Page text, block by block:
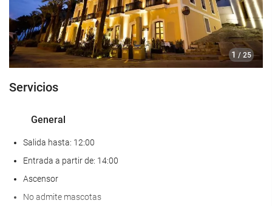
1 / 25
Servicios
General
Salida hasta: 12:00
Entrada a partir de: 14:00
Ascensor
No admite mascotas